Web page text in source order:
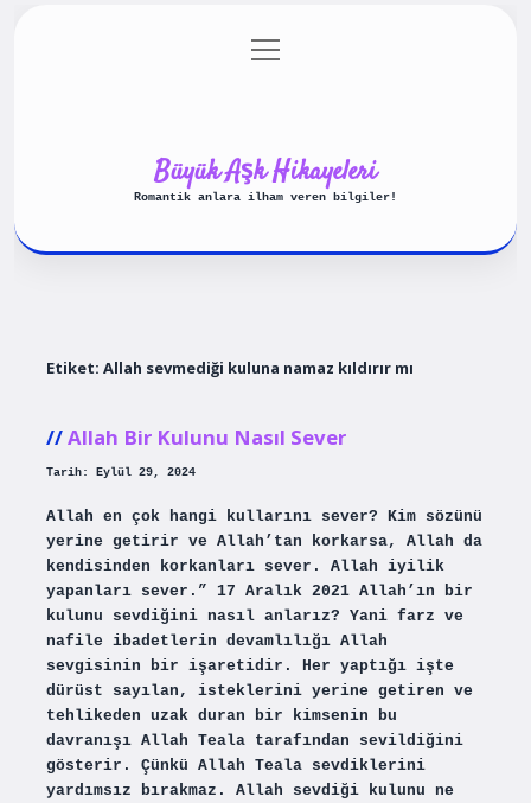
Gizlilik Politikası
menüyü
aç
Büyük Aşk Hikayeleri
Romantik anlara ilham veren bilgiler!
Etiket: Allah sevmediği kuluna namaz kıldırır mı
Allah Bir Kulunu Nasıl Sever
Tarih: Eylül 29, 2024
Allah en çok hangi kullarını sever? Kim sözünü
yerine getirir ve Allah’tan korkarsa, Allah da
kendisinden korkanları sever. Allah iyilik
yapanları sever.” 17 Aralık 2021 Allah’ın bir
kulunu sevdiğini nasıl anlarız? Yani farz ve
nafile ibadetlerin devamlılığı Allah
sevgisinin bir işaretidir. Her yaptığı işte
dürüst sayılan, isteklerini yerine getiren ve
tehlikeden uzak duran bir kimsenin bu
davranışı Allah Teala tarafından sevildiğini
gösterir. Çünkü Allah Teala sevdiklerini
yardımsız bırakmaz. Allah sevdiği kulunu ne